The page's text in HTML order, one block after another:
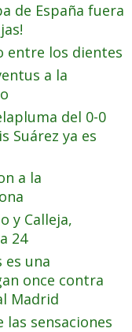
de España fuera
entre los dientes
a la
del 0-0
Suárez ya es
a la
y Calleja,
24
es una
once contra
Madrid
las sensaciones